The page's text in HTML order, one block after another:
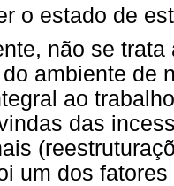
o estado de
não se
ambiente de
ao
das
um dos